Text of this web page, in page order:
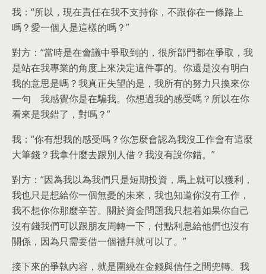
我：“所以，現在責任在我不支持你，不跟你在一條路上
嗎？愛一個人是這樣的嗎？”
對方：“當時是在會議中爭取到的，很所部門都在爭取，我
是站在我專業的角度上來決定這件事的。你還是沒有明白
我的意思是嗎？我真正失望的是，我所有的努力只換來你
一句 我感覺你是在騙我。你想過我的感受嗎？所以在你
看來是我錯了，對嗎？”
我：“你有想我的感受嗎？你怎麼會認為我沒工作會有這麼
大筆錢？我拿什麼去跟別人借？我沒有說你錯。”
對方：“因為我以為我們只是短期投資，馬上就可以獲利，
我也只是想給你一個無憂的未來，我也知道你沒有工作，
我不想你你那麼辛苦。關於資金問題我只想着如果你自己
沒有錢我們可以跟朋友周轉一下，付點利息給他們也沒有
關係，因為只需要借一個禮拜就可以了。”
接下來的爭執內容，就是圍繞在金錢與信任之間兜轉。我